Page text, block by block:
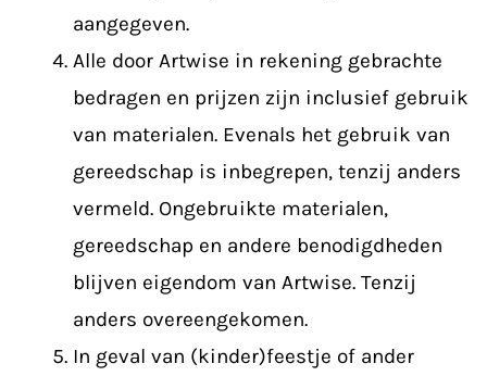
aangegeven.
Alle door Artwise in rekening gebrachte
bedragen en prijzen zijn inclusief gebruik
van materialen. Evenals het gebruik van
gereedschap is inbegrepen, tenzij anders
vermeld. Ongebruikte materialen,
gereedschap en andere benodigdheden
blijven eigendom van Artwise. Tenzij
anders overeengekomen.
In geval van (kinder)feestje of ander